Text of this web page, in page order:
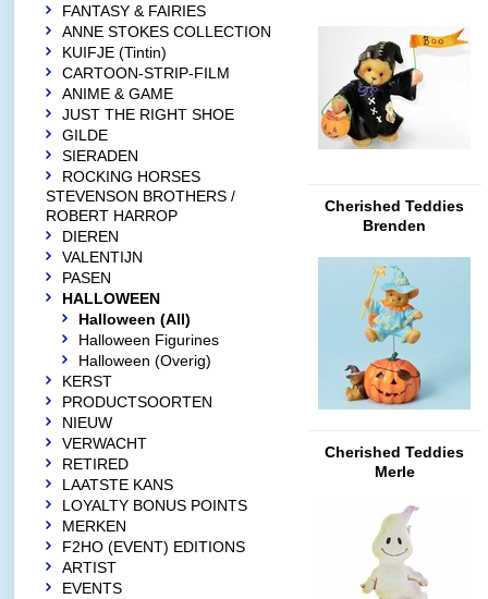
Cherished Teddies
Brenden
Cherished Teddies
Merle
FANTASY & FAIRIES
ANNE STOKES COLLECTION
KUIFJE (Tintin)
CARTOON-STRIP-FILM
ANIME & GAME
JUST THE RIGHT SHOE
GILDE
SIERADEN
ROCKING HORSES
STEVENSON BROTHERS /
ROBERT HARROP
DIEREN
VALENTIJN
PASEN
HALLOWEEN
Halloween (All)
Halloween Figurines
Halloween (Overig)
KERST
PRODUCTSOORTEN
NIEUW
VERWACHT
RETIRED
LAATSTE KANS
LOYALTY BONUS POINTS
MERKEN
F2HO (EVENT) EDITIONS
ARTIST
EVENTS